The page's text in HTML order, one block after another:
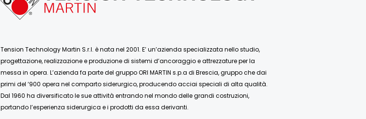
Tension Technology Martin S.r.l. è nata nel 2001. E’ un’azienda specializzata nello studio,
progettazione, realizzazione e produzione di sistemi d’ancoraggio e attrezzature per la
messa in opera. L’azienda fa parte del gruppo ORI MARTIN s.p.a di Brescia, gruppo che dai
primi del ‘900 opera nel comparto siderurgico, producendo acciai speciali di alta qualità.
Dal 1960 ha diversificato le sue attività entrando nel mondo delle grandi costruzioni,
portando l’esperienza siderurgica e i prodotti da essa derivanti.